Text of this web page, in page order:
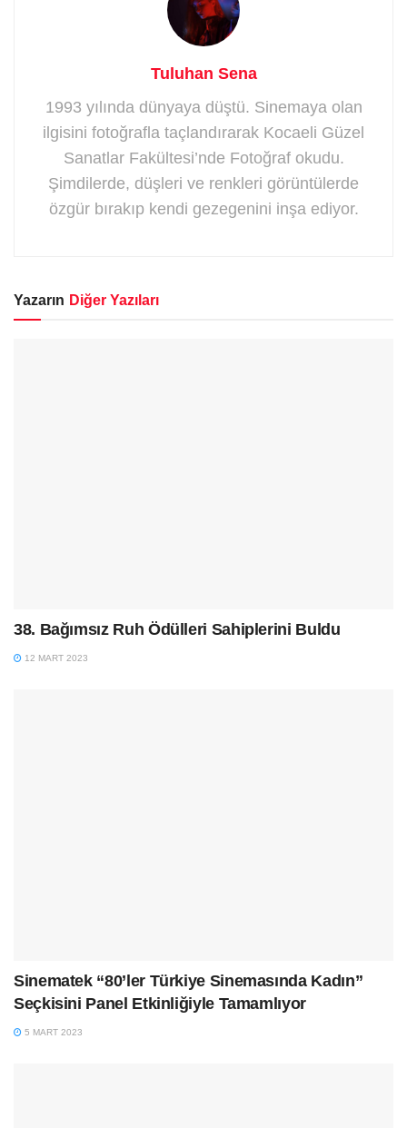
Tuluhan Sena
1993 yılında dünyaya düştü. Sinemaya olan
ilgisini fotoğrafla taçlandırarak Kocaeli Güzel
Sanatlar Fakültesi’nde Fotoğraf okudu.
Şimdilerde, düşleri ve renkleri görüntülerde
özgür bırakıp kendi gezegenini inşa ediyor.
Yazarın Diğer Yazıları
38. Bağımsız Ruh Ödülleri Sahiplerini Buldu
12 MART 2023
Sinematek “80’ler Türkiye Sinemasında Kadın”
Seçkisini Panel Etkinliğiyle Tamamlıyor
5 MART 2023